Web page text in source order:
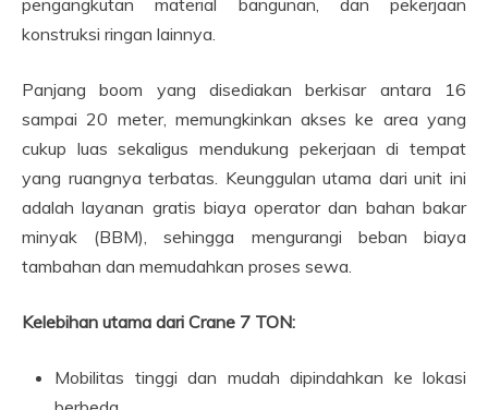
konstruksi ringan lainnya.
Panjang boom yang disediakan berkisar antara 16
sampai 20 meter, memungkinkan akses ke area yang
cukup luas sekaligus mendukung pekerjaan di tempat
yang ruangnya terbatas. Keunggulan utama dari unit ini
adalah layanan gratis biaya operator dan bahan bakar
minyak (BBM), sehingga mengurangi beban biaya
tambahan dan memudahkan proses sewa.
Kelebihan utama dari Crane 7 TON:
Mobilitas tinggi dan mudah dipindahkan ke lokasi